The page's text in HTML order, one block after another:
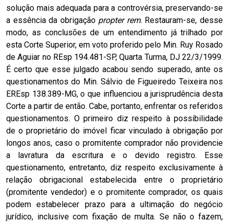
solução mais adequada para a controvérsia, preservando-se
a essência da obrigação propter rem. Restauram-se, desse
modo, as conclusões de um entendimento já trilhado por
esta Corte Superior, em voto proferido pelo Min. Ruy Rosado
de Aguiar no REsp 194.481-SP, Quarta Turma, DJ 22/3/1999.
É certo que esse julgado acabou sendo superado, ante os
questionamentos do Min. Sálvio de Figueiredo Teixeira nos
EREsp 138.389-MG, o que influenciou a jurisprudência desta
Corte a partir de então. Cabe, portanto, enfrentar os referidos
questionamentos. O primeiro diz respeito à possibilidade
de o proprietário do imóvel ficar vinculado à obrigação por
longos anos, caso o promitente comprador não providencie
a lavratura da escritura e o devido registro. Esse
questionamento, entretanto, diz respeito exclusivamente à
relação obrigacional estabelecida entre o proprietário
(promitente vendedor) e o promitente comprador, os quais
podem estabelecer prazo para a ultimação do negócio
jurídico, inclusive com fixação de multa. Se não o fazem,